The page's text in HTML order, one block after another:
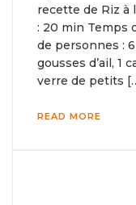
recette de Riz à
: 20 min Temps
de personnes :
gousses d’ail, 1
verre de petits
READ MORE